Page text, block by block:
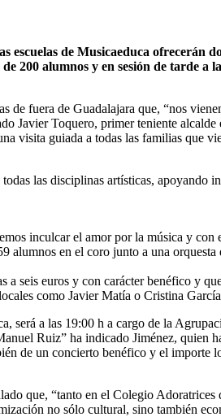
escuelas de Musicaeduca ofrecerán
200 alumnos y en sesión de tarde a
fuera de Guadalajara que, “nos
Javier Toquero, primer teniente
visita guiada a todas las familias que
las disciplinas artísticas, apoyando
inculcar el amor por la música y con
alumnos en el coro junto a una
seis euros y con carácter benéfico y
como Javier Matía o Cristina
será a las 19:00 h a cargo de la
Ruiz” ha indicado Jiménez, quien
de un concierto benéfico y el importe
que, “tanto en el Colegio
no sólo cultural, sino también